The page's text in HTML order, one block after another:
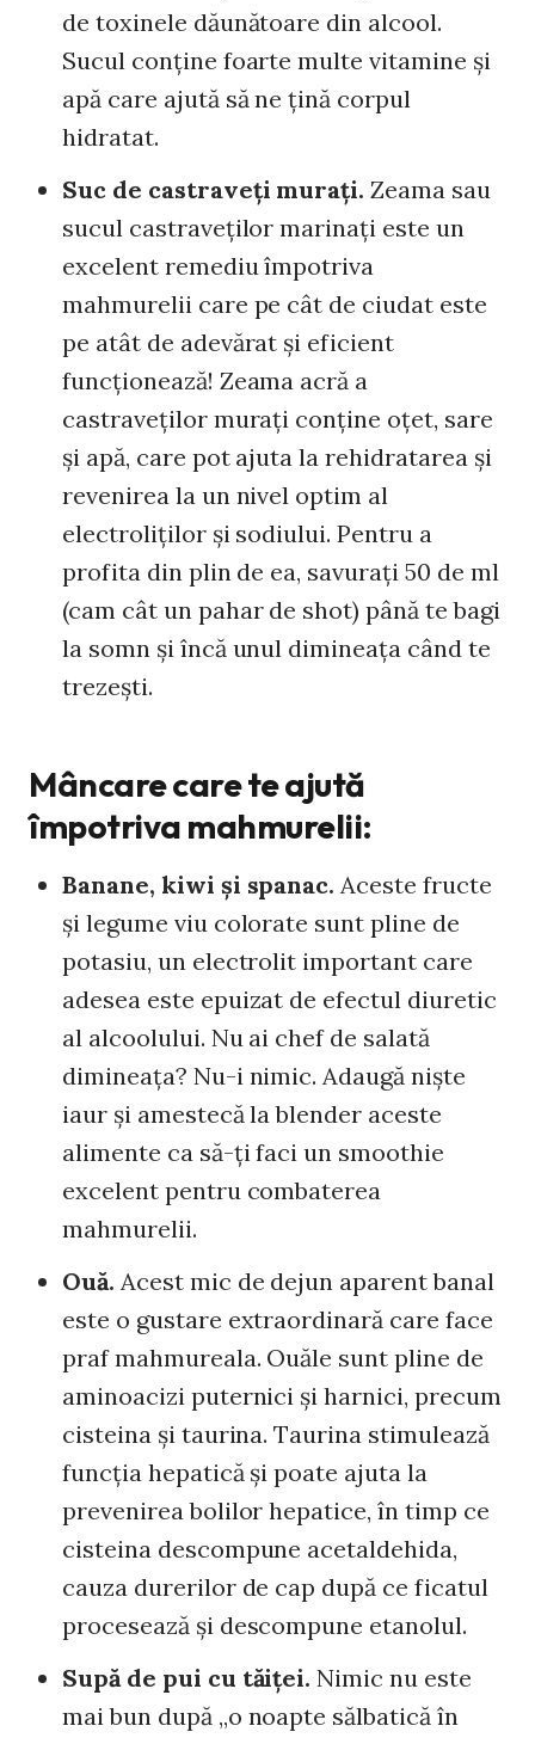
de toxinele dăunătoare din alcool.
Sucul conţine foarte multe vitamine şi
apă care ajută să ne ţină corpul
hidratat.
Suc de castraveţi muraţi. Zeama sau
sucul castraveţilor marinaţi este un
excelent remediu împotriva
mahmurelii care pe cât de ciudat este
pe atât de adevărat şi eficient
funcţionează! Zeama acră a
castraveţilor muraţi conţine oţet, sare
şi apă, care pot ajuta la rehidratarea şi
revenirea la un nivel optim al
electroliţilor şi sodiului. Pentru a
profita din plin de ea, savuraţi 50 de ml
(cam cât un pahar de shot) până te bagi
la somn şi încă unul dimineaţa când te
trezeşti.
Mâncare care te ajută
împotriva mahmurelii:
Banane, kiwi şi spanac. Aceste fructe
şi legume viu colorate sunt pline de
potasiu, un electrolit important care
adesea este epuizat de efectul diuretic
al alcoolului. Nu ai chef de salată
dimineaţa? Nu-i nimic. Adaugă nişte
iaur şi amestecă la blender aceste
alimente ca să-ţi faci un smoothie
excelent pentru combaterea
mahmurelii.
Ouă. Acest mic de dejun aparent banal
este o gustare extraordinară care face
praf mahmureala. Ouăle sunt pline de
aminoacizi puternici şi harnici, precum
cisteina şi taurina. Taurina stimulează
funcţia hepatică şi poate ajuta la
prevenirea bolilor hepatice, în timp ce
cisteina descompune acetaldehida,
cauza durerilor de cap după ce ficatul
procesează şi descompune etanolul.
Supă de pui cu tăiţei. Nimic nu este
mai bun după „o noapte sălbatică în